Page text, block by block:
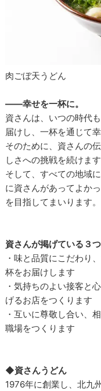
肉ごぼ天うどん
――幸せを一杯に。
資さんは、いつの時代
届けし、一杯を通じて
そのために、資さんの
しさへの挑戦を続けます
そして、すべての地域
に資さんがあってよか
を目指してまいります。
資さんが掲げている３
・味と品質にこだわり
杯をお届けします
・気持ちのよい接客と
げるお店をつくります
・互いに尊敬し合い、
職場をつくります
◆資さんうどん
1976年に創業し、北九